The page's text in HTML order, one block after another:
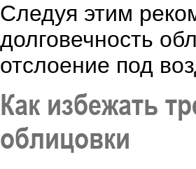
Следуя этим
долговечность
отслоение под
Как избежать
облицовки